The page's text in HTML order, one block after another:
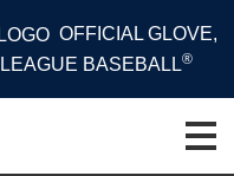
OFFICIAL GLOVE,
BASEBALL®